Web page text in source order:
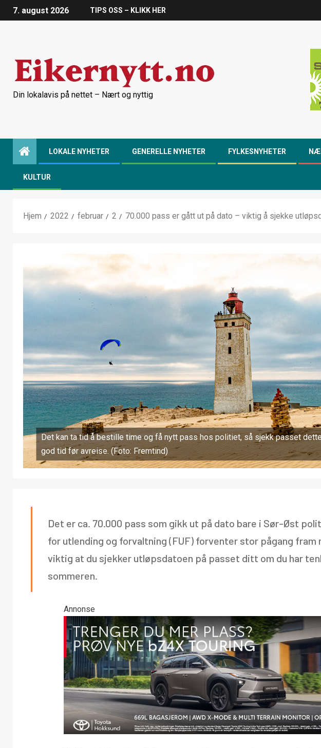
7. august 2026 TIPS OSS – KLIKK HER
Din lokalavis på nettet – Nært og nyttig
LOKALE NYHETER GENERELLE NYHETER FYLKESNYHETER
KULTUR
Hjem 2022 februar 2 70.000 pass er gått ut på dato – viktig å sjekke
Det kan ta tid å bestille time og få nytt pass hos politiet, så sjekk passet
god tid før avreise. (Foto: Fremtind)
Det er ca. 70.000 pass som gikk ut på dato bare i Sør-Øst
for utlending og forvaltning (FUF) forventer stor pågang
viktig at du sjekker utløpsdatoen på passet ditt om du har
sommeren.
Annonse